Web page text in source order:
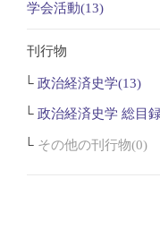
学会活動(13)
刊行物
政治経済史学(13)
政治経済史学 総目
その他の刊行物